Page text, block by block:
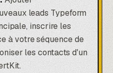
leadsTypeform
inscrire les
à votre séquence de
les contacts d'un